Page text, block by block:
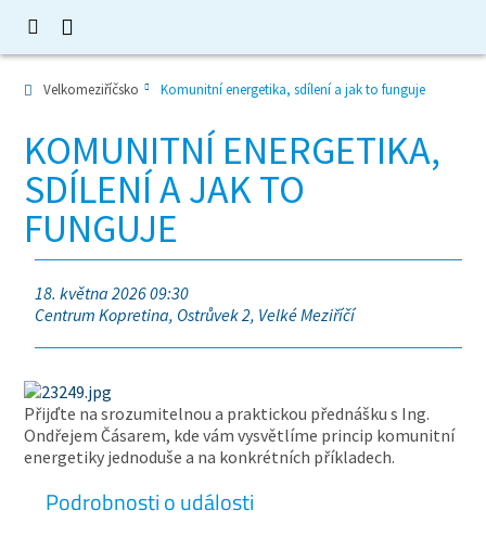
Velkomeziříčsko Komunitní energetika, sdílení a jak to funguje
KOMUNITNÍ ENERGETIKA,
SDÍLENÍ A JAK TO
FUNGUJE
18. května 2026 09:30
Centrum Kopretina, Ostrůvek 2, Velké Meziříčí
Přijďte na srozumitelnou a praktickou přednášku s Ing.
Ondřejem Čásarem, kde vám vysvětlíme princip komunitní
energetiky jednoduše a na konkrétních příkladech.
Podrobnosti o události